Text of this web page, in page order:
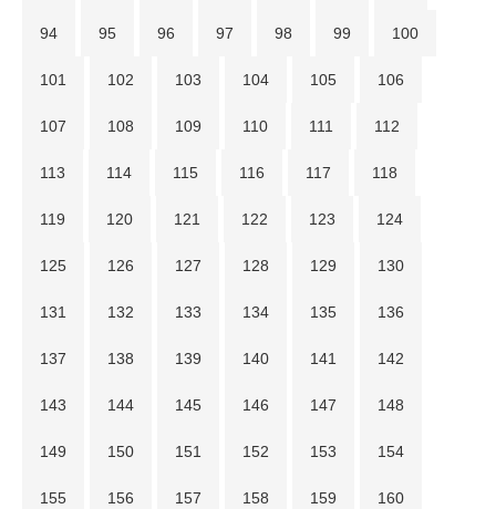
94 95 96 97 98 99 100
101 102 103 104 105 106
107 108 109 110 111 112
113 114 115 116 117 118
119 120 121 122 123 124
125 126 127 128 129 130
131 132 133 134 135 136
137 138 139 140 141 142
143 144 145 146 147 148
149 150 151 152 153 154
155 156 157 158 159 160